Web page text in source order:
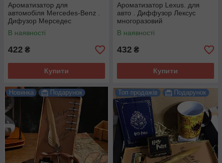
Ароматизатор для
автомобіля Mercedes-Benz .
Дифузор Мерседес
багаторазовий.
В наявності
422 ₴
Купити
Ароматизатор Lexus. для
авто . Диффузор Лексус
многоразовий
В наявності
432 ₴
Купити
Новинка Подарунок Топ продажів Подарунок